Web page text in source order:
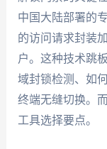
中国大陆部署的
的访问请求封装
户。这种技术跳
域封锁检测、如
终端无缝切换。
工具选择要点。